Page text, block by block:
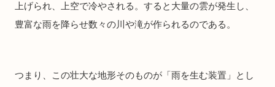
上げられ、上空で冷やされる。すると大量の雲が発生し、
豊富な雨を降らせ数々の川や滝が作られるのである。
つまり、この壮大な地形そのものが「雨を生む装置」とし